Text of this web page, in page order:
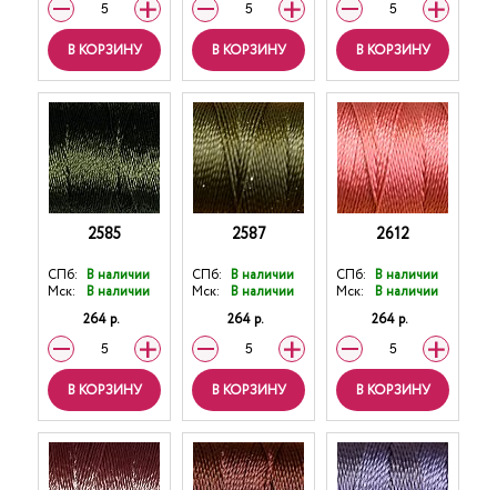
В КОРЗИНУ В КОРЗИНУ В КОРЗИНУ
2585
СПб: В наличии
Мск:
В наличии
264 р.
В КОРЗИНУ
2587
СПб: В наличии
Мск:
В наличии
264 р.
В КОРЗИНУ
2612
СПб: В наличии
Мск:
В наличии
264 р.
В КОРЗИНУ